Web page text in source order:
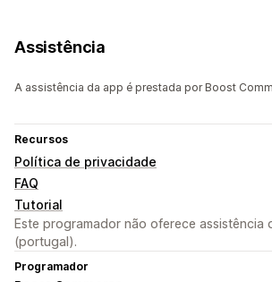
Assistência
A assistência da app é prestada por Boost
Recursos
Política de privacidade
FAQ
Tutorial
Este programador não oferece assistência
(portugal).
Programador